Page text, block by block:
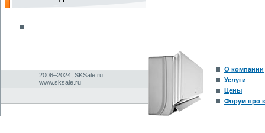
2006–2024, SKSale.ru
www.sksale.ru
О компании
Услуги
Цены
Форум про